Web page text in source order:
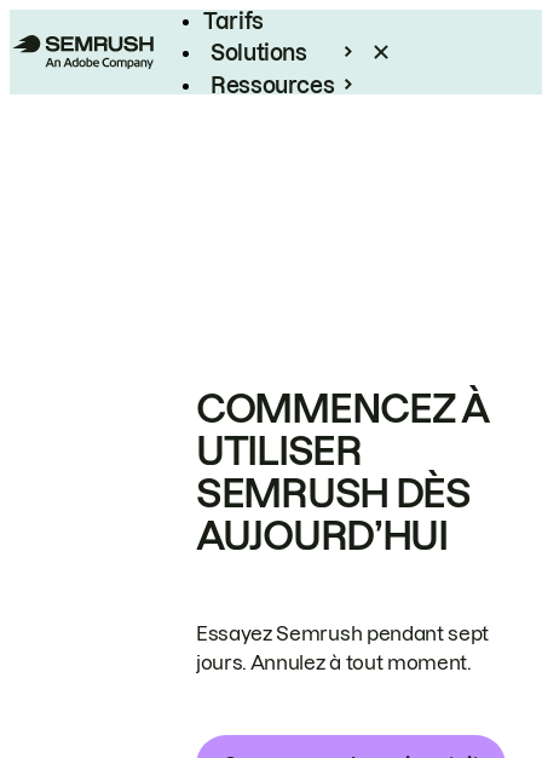
Tarifs
Solutions
Ressources
COMMENCEZ À
UTILISER
SEMRUSH DÈS
AUJOURD’HUI
Essayez Semrush pendant sept
jours. Annulez à tout moment.